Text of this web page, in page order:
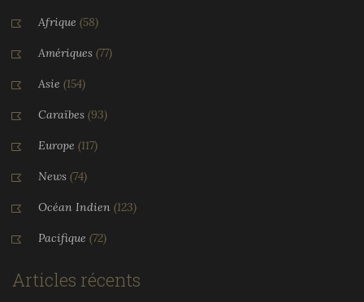
Afrique (58)
Amériques (77)
Asie (154)
Caraïbes (93)
Europe (117)
News (74)
Océan Indien (123)
Pacifique (72)
Articles récents